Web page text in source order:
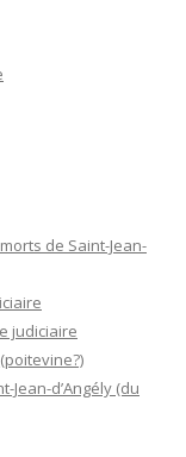
de Saint-Jean-
judiciaire
Jean-d’Angély (du